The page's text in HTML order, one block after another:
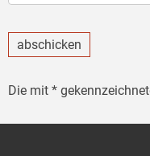
abschicken
Die mit *